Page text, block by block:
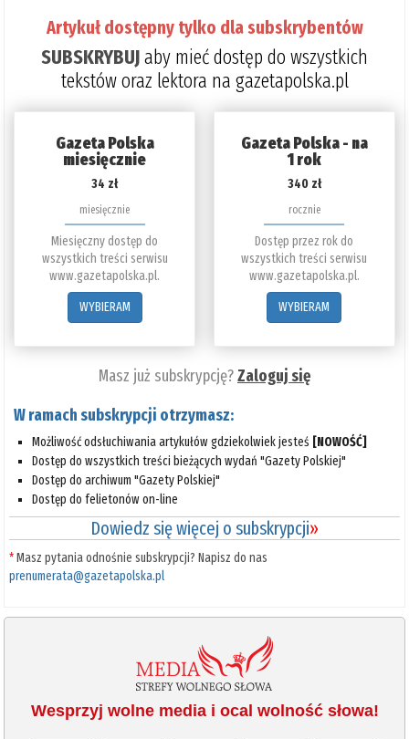
Artykuł dostępny tylko dla subskrybentów
SUBSKRYBUJaby mieć dostęp do wszystkich
tekstów oraz lektora na gazetapolska.pl
Gazeta Polska
miesięcznie
34 zł
miesięcznie
Miesięczny dostęp do
wszystkich treści serwisu
www.gazetapolska.pl.
WYBIERAM
Gazeta Polska - na
1 rok
340 zł
rocznie
Dostęp przez rok do
wszystkich treści serwisu
www.gazetapolska.pl.
WYBIERAM
Masz już subskrypcję?Zaloguj się
W ramach subskrypcji otrzymasz:
Możliwość odsłuchiwania artykułów gdziekolwiek jesteś [NOWOŚĆ]
Dostęp do wszystkich treści bieżących wydań "Gazety Polskiej"
Dostęp do archiwum "Gazety Polskiej"
Dostęp do felietonów on-line
Dowiedz się więcej o subskrypcji»
*Masz pytania odnośnie subskrypcji? Napisz do nas
prenumerata@gazetapolska.pl
Wesprzyj wolne media i ocal wolność słowa!